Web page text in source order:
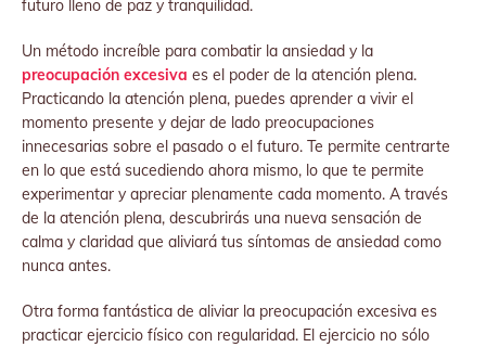
futuro lleno de paz y tranquilidad.
Un método increíble para combatir la ansiedad y la
preocupación excesiva es el poder de la atención plena.
Practicando la atención plena, puedes aprender a vivir el
momento presente y dejar de lado preocupaciones
innecesarias sobre el pasado o el futuro. Te permite centrarte
en lo que está sucediendo ahora mismo, lo que te permite
experimentar y apreciar plenamente cada momento. A través
de la atención plena, descubrirás una nueva sensación de
calma y claridad que aliviará tus síntomas de ansiedad como
nunca antes.
Otra forma fantástica de aliviar la preocupación excesiva es
practicar ejercicio físico con regularidad. El ejercicio no sólo